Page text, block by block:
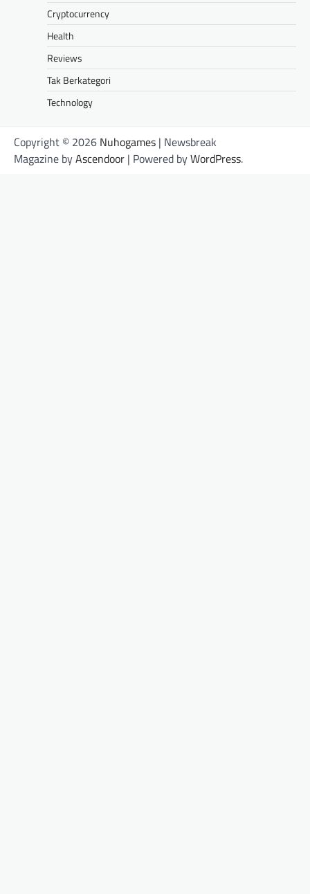
Cryptocurrency
Health
Reviews
Tak Berkategori
Technology
Copyright © 2026 Nuhogames | Newsbreak
Magazine byAscendoor | Powered byWordPress.